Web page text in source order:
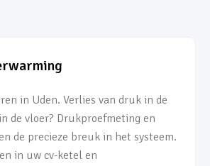
in Uden. Verlies van druk in de
de vloer? Drukproefmeting en
de precieze breuk in het systeem.
in uw cv-ketel en